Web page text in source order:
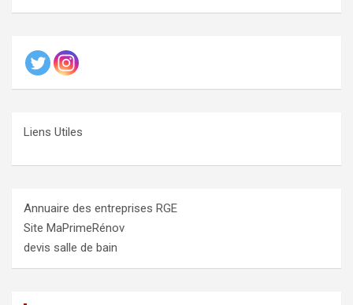
Liens Utiles
Annuaire des entreprises RGE
Site MaPrimeRénov
devis salle de bain